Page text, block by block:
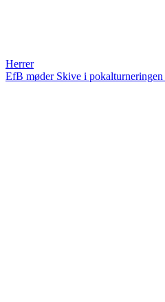
Herrer
EfB møder Skive i pokalturneringen